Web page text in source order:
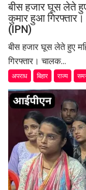
बीस हजार घूस लेते
कुमार हुआ
(IPN)
बीस हजार घूस लेते हुए
गिरफ्तार। चालक...
अपराध बिहार राज्य